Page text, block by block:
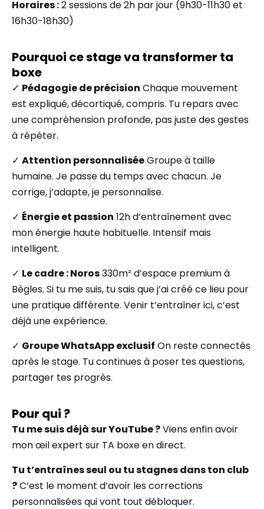
Horaires :2 sessions de 2h par jour (9h30-11h30 et
16h30-18h30)
Pourquoi ce stage va transformer ta
boxe
✓ Pédagogie de précision Chaque mouvement
est expliqué, décortiqué, compris. Tu repars avec
une compréhension profonde, pas juste des gestes
à répéter.
✓ Attention personnaliséeGroupe à taille
humaine. Je passe du temps avec chacun. Je
corrige, j’adapte, je personnalise.
✓ Énergie et passion 12h d’entraînement avec
mon énergie haute habituelle. Intensif mais
intelligent.
✓ Le cadre : Noros330m² d’espace premium à
Bègles. Si tu me suis, tu sais que j’ai créé ce lieu pour
une pratique différente. Venir t’entraîner ici, c’est
déjà une expérience.
✓ Groupe WhatsApp exclusif On reste connectés
après le stage. Tu continues à poser tes questions,
partager tes progrès.
Pour qui ?
Tu me suis déjà sur YouTube ?Viens enfin avoir
mon œil expert sur TA boxe en direct.
Tu t’entraînes seul ou tu stagnes dans ton club
?C’est le moment d’avoir les corrections
personnalisées qui vont tout débloquer.